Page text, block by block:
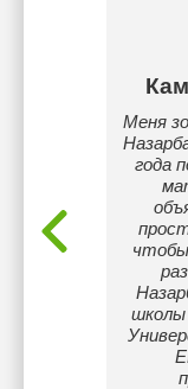
Меня
года
школы